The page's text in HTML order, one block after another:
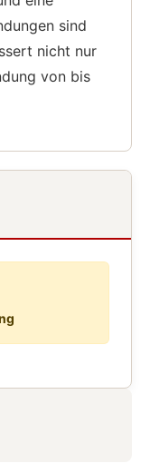
sind
nicht nur
von bis